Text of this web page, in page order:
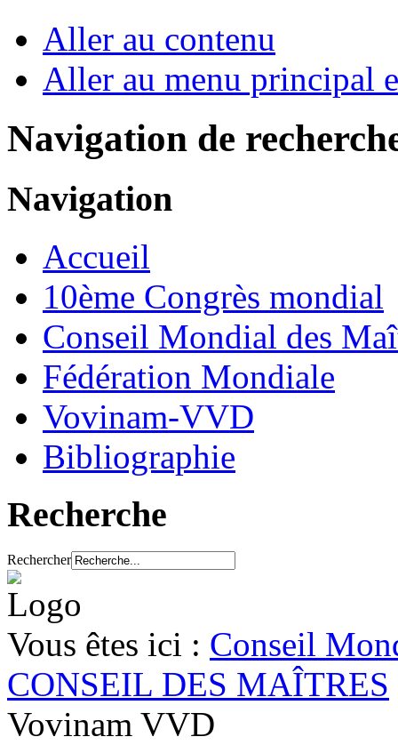
Aller au contenu
Aller au menu principal
Navigation de
Navigation
Accueil
10ème Congrès mondial
Conseil Mondial des
Fédération Mondiale
Vovinam-VVD
Bibliographie
Recherche
Rechercher
Vous êtes ici : Conseil
CONSEIL DES MAÎTRES
Vovinam VVD